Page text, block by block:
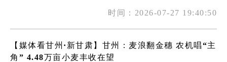
时间：2026-07-27 19:40:50
【媒体看甘州·新甘肃】甘州：麦浪翻金穗 农机唱“主
角” 4.48万亩小麦丰收在望